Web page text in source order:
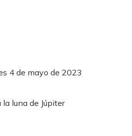
4 de mayo de 2023